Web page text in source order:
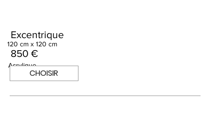
Excentrique
Acrylique
850 €
120 cm x 120 cm
CHOISIR